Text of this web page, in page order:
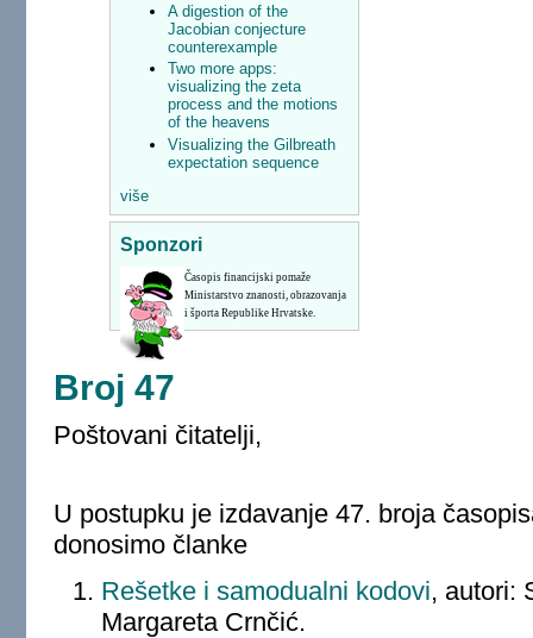
A digestion of the
Jacobian conjecture
counterexample
Two more apps:
visualizing the zeta
process and the motions
of the heavens
Visualizing the Gilbreath
expectation sequence
više
Sponzori
Časopis financijski pomaže
Ministarstvo znanosti, obrazovanja
i športa Republike Hrvatske.
Broj 47
Poštovani čitatelji,
U postupku je izdavanje 47. broja
donosimo članke
Rešetke i samodualni kodovi, autori:
Margareta Crnčić.